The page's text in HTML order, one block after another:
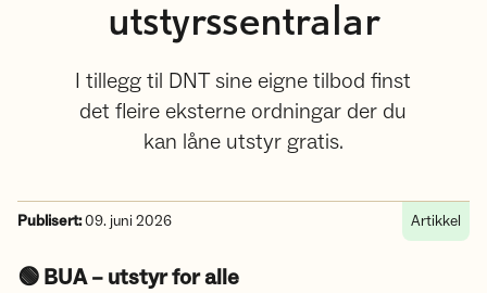
utstyrssentralar
I tillegg til DNT sine eigne tilbod finst
det fleire eksterne ordningar der du
kan låne utstyr gratis.
Publisert:09. juni 2026 Artikkel
🟢 BUA – utstyr for alle